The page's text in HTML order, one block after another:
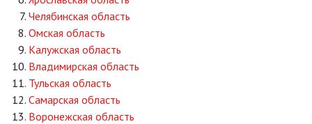
Челябинская область
Омская область
Калужская область
Владимирская область
Тульская область
Самарская область
Воронежская область